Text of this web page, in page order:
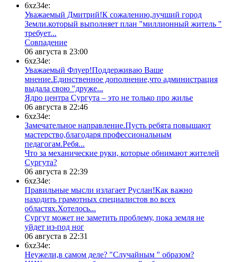
6xz34e:
Уважаемый Дмитрий!К сожалению,лучший город
Земли.который выполняет план "миллионный житель "
требует...
​Совпадение
06 августа в 23:00
6xz34e:
Уважаемый Флуер!Поддерживаю Ваше
мнение.Единственное дополнение,что администрация
выдала свою "друже...
​Ядро центра Сургута ‒ это не только про жилье
06 августа в 22:46
6xz34e:
Замечательное направление.Пусть ребята повышают
мастерство,благодаря профессиональным
педагогам.Ребя...
​Что за механические руки, которые обнимают жителей
Сургута?
06 августа в 22:39
6xz34e:
Правильные мысли излагает Руслан!Как важно
находить грамотных специалистов во всех
областях.Хотелось...
Сургут может не заметить проблему, пока земля не
уйдет из-под ног
06 августа в 22:31
6xz34e:
Неужели,в самом деле? "Случайным " образом?